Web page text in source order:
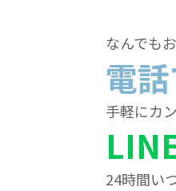
なんでも
電
手軽にカ
24時間い